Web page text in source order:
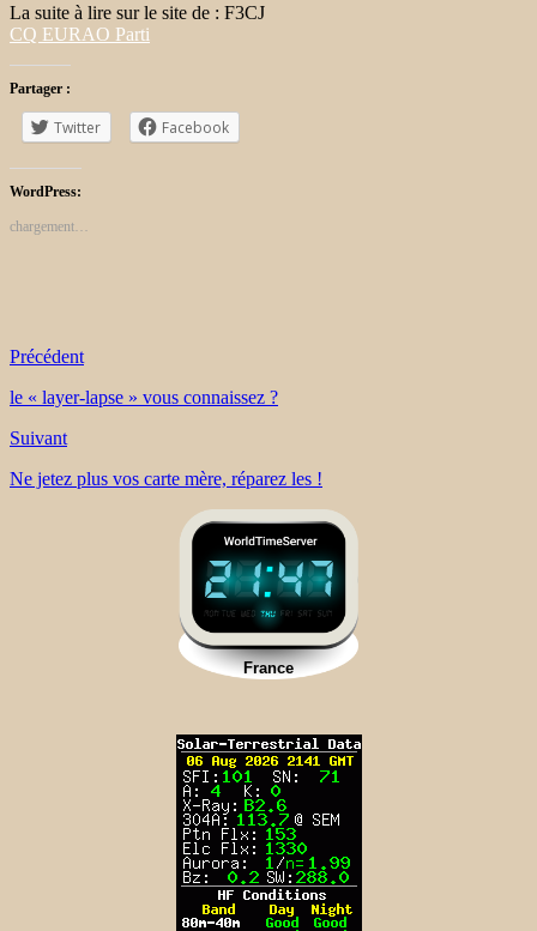
La suite à lire sur le site de : F3CJ
CQ EURAO Parti
Partager :
Twitter Facebook
WordPress:
chargement…
Précédent
le « layer-lapse » vous connaissez ?
Suivant
Ne jetez plus vos carte mère, réparez les !